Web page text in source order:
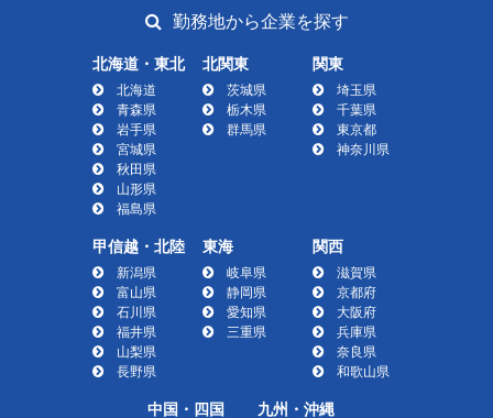
勤務地から企業を探す
北海道・東北
北海道
青森県
岩手県
宮城県
秋田県
山形県
福島県
北関東
茨城県
栃木県
群馬県
関東
埼玉県
千葉県
東京都
神奈川県
甲信越・北陸
新潟県
富山県
石川県
福井県
山梨県
長野県
東海
岐阜県
静岡県
愛知県
三重県
関西
滋賀県
京都府
大阪府
兵庫県
奈良県
和歌山県
中国・四国 九州・沖縄